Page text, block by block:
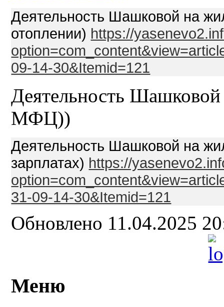
Деятельность Шашковой на
отоплении) https://
09-14-30&Itemid=121
Деятельность
МФЦ))
Деятельность Шашковой на
зарплатах) https://
31-09-14-30&Itemid=121
Обновлено 11.04.2025
Меню